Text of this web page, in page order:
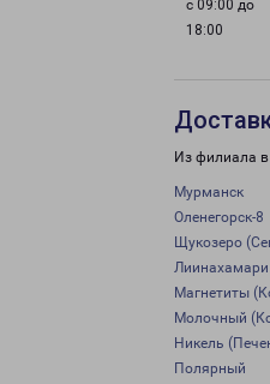
с 09:00 до
18:00
Из филиала
Мурманск
Оленегорск-8
Щукозеро
Лиинахамари
Магнетиты
Молочный
Никель
Полярный